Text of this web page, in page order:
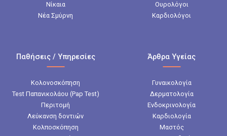
Νίκαια
Νέα Σμύρνη
Ουρολόγοι
Καρδιολόγοι
Παθήσεις / Υπηρεσίες
Κολονοσκόπηση
Test Παπανικολάου (Pap Test)
Περιτομή
Λεύκανση δοντιών
Κολποσκόπηση
Άρθρα Υγείας
Γυναικολογία
Δερματολογία
Ενδοκρινολογία
Καρδιολογία
Μαστός